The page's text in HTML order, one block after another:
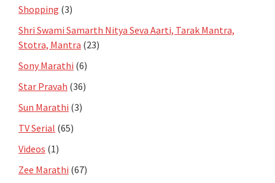
Shopping (3)
Shri Swami Samarth Nitya Seva Aarti, Tarak Mantra,
Stotra, Mantra (23)
Sony Marathi (6)
Star Pravah (36)
Sun Marathi (3)
TV Serial (65)
Videos (1)
Zee Marathi (67)